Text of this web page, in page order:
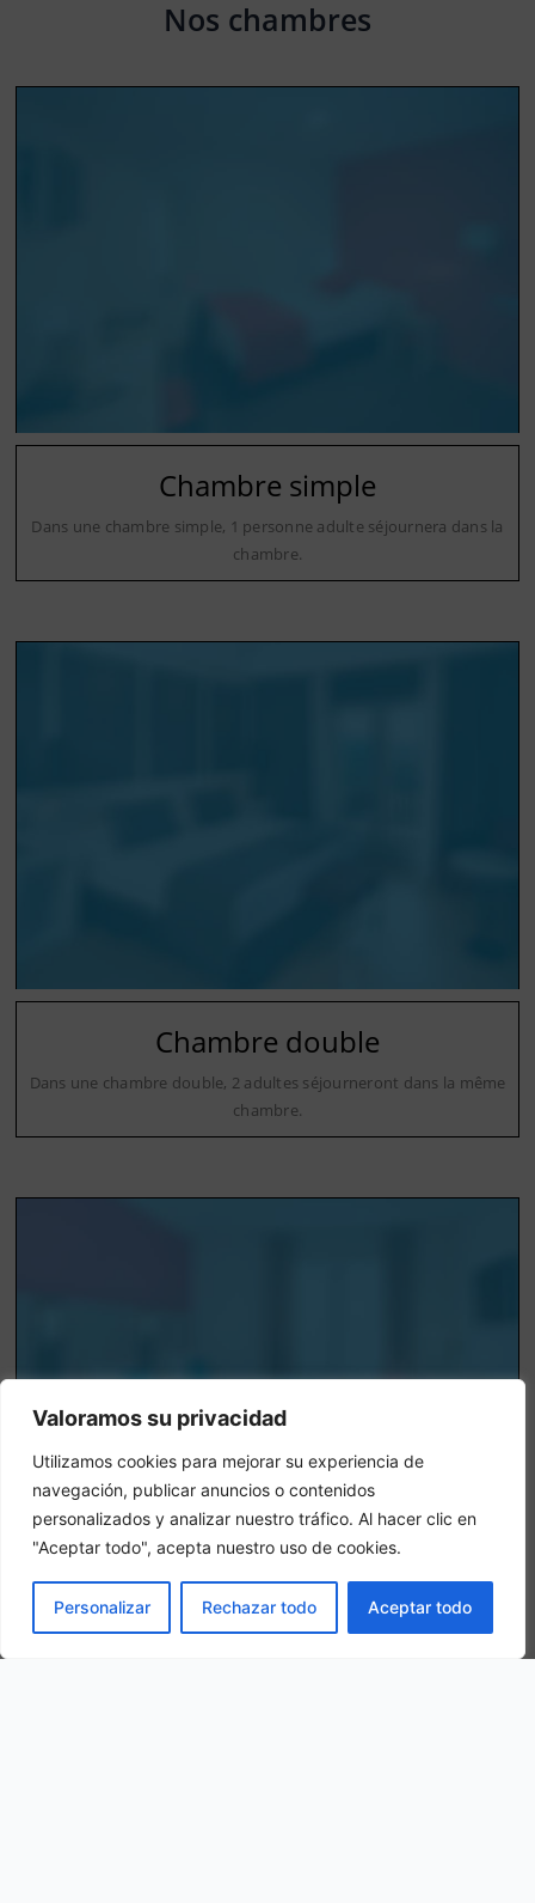
Valoramos su privacidad
Utilizamos cookies para mejorar su experiencia de
navegación, publicar anuncios o contenidos
personalizados y analizar nuestro tráfico. Al hacer clic en
"Aceptar todo", acepta nuestro uso de cookies.
Personalizar Rechazar todo Aceptar todo
Nos chambres
Chambre simple
Dans une chambre simple, 1 personne adulte séjournera dans la
chambre.
Chambre double
Dans une chambre double, 2 adultes séjourneront dans la même
chambre.
Chambre triple
Dans une chambre triple, 3 adultes sont logés dans la même
LIVRE